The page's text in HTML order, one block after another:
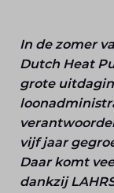
In de zomer
Dutch Heat
grote
vijf jaar
Daar komt
dankzij